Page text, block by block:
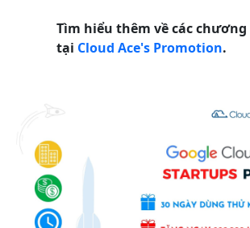
Tìm hiểu thêm về các
tại Cloud Ace's Promotion.